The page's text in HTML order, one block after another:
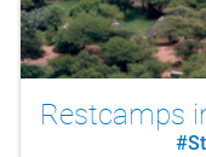
Restcamps